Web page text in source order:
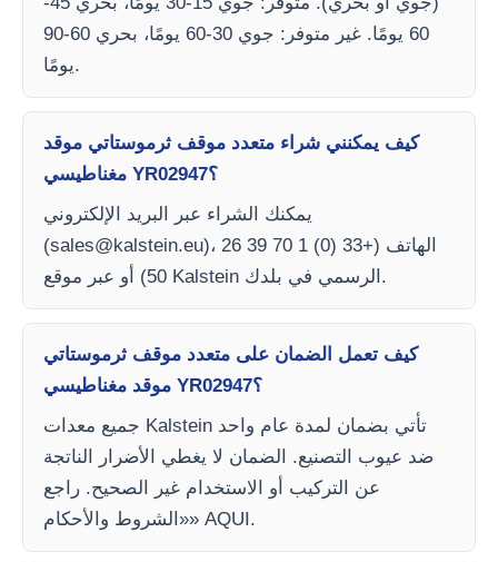
60 يومًا. غير متوفر: جوي 30-60 يومًا، بحري 60-90
يومًا.
كيف يمكنني شراء متعدد موقف ثرموستاتي موقد
مغناطيسي YR02947؟
يمكنك الشراء عبر البريد الإلكتروني
(sales@kalstein.eu)، الهاتف (+33 (0) 1 70 39 26
50) أو عبر موقع Kalstein الرسمي في بلدك.
كيف تعمل الضمان على متعدد موقف ثرموستاتي
موقد مغناطيسي YR02947؟
جميع معدات Kalstein تأتي بضمان لمدة عام واحد
ضد عيوب التصنيع. الضمان لا يغطي الأضرار الناتجة
عن التركيب أو الاستخدام غير الصحيح. راجع
«الشروط والأحكام» AQUI.